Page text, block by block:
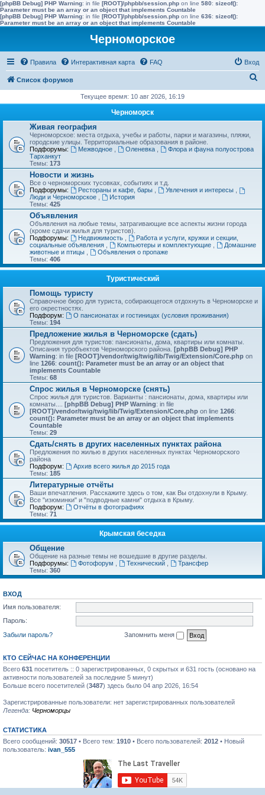
[phpBB Debug] PHP Warning: in file [ROOT]/phpbb/session.php on line 580: sizeof():
Parameter must be an array or an object that implements Countable
[phpBB Debug] PHP Warning: in file [ROOT]/phpbb/session.php on line 636: sizeof():
Parameter must be an array or an object that implements Countable
Черноморское
Правила Интерактивная карта FAQ Вход
Список форумов
с
Текущее время: 10 авг 2026, 16:19
Черноморск
Живая география
Черноморское: места отдыха, учебы и работы, парки и магазины, пляжи,
городские улицы. Территориальные образования в районе.
Подфорумы:
Межводное Оленевка
Флора и фауна полуострова
Тарханкут
Темы: 173
Новости и жизнь
Все о черноморских тусовках, событиях и т.д.
Подфорумы:
Рестораны и кафе, бары Увлечения и интересы
Люди и Черноморское
История
Темы: 425
Объявления
Объявления на любые темы, затрагивающие все аспекты жизни города
(кроме сдачи жилья для туристов).
Подфорумы:
Недвижимость
Работа и услуги, кружки и секции,
социальные объявления
Компьютеры и комплектующие
Домашние
животные и птицы
Объявления о пропаже
Темы: 406
Туристический
Помощь туристу
Справочное бюро для туриста, собирающегося отдохнуть в Черноморске и
его окрестностях.
Подфорум:
О пансионатах и гостиницах (условия проживания)
Темы: 194
Предложение жилья в Черноморске (сдать)
Предложения для туристов: пансионаты, дома, квартиры или комнаты.
Описания туробъектов Черноморского района. [phpBB Debug] PHP
Warning: in file [ROOT]/vendor/twig/twig/lib/Twig/Extension/Core.php on
line 1266: count(): Parameter must be an array or an object that
implements Countable
Темы: 68
Спрос жилья в Черноморске (снять)
Спрос жилья для туристов. Варианты : пансионаты, дома, квартиры или
комнаты.... [phpBB Debug] PHP Warning: in file
[ROOT]/vendor/twig/twig/lib/Twig/Extension/Core.php on line 1266:
count(): Parameter must be an array or an object that implements
Countable
Темы: 29
Сдать/снять в других населенных пунктах района
Предложения по жилью в других населенных пунктах Черноморского
района
Подфорум:
Архив всего жилья до 2015 года
Темы: 185
Литературные отчёты
Ваши впечатления. Расскажите здесь о том, как Вы отдохнули в Крыму.
Все "изюминки" и "подводные камни" отдыха в Крыму.
Подфорум:
Отчёты в фотографиях
Темы: 71
Крымская беседка
Общение
Общение на разные темы не вошедшие в другие разделы.
Подфорумы:
Фотофорум Технический
Трансфер
Темы: 360
ВХОД
Имя пользователя:
Пароль:
Забыли пароль?
Запомнить меня
КТО СЕЙЧАС НА КОНФЕРЕНЦИИ
Всего 631 посетитель :: 0 зарегистрированных, 0 скрытых и 631 гость (основано на
активности пользователей за последние 5 минут)
Больше всего посетителей (3487) здесь было 04 апр 2026, 16:54
Зарегистрированные пользователи: нет зарегистрированных пользователей
Легенда: Черноморцы
СТАТИСТИКА
Всего сообщений: 30517 • Всего тем: 1910 • Всего пользователей: 2012 • Новый
пользователь: ivan_555